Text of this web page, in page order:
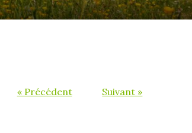
« Précédent Suivant »